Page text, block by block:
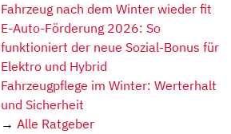
Fahrzeug nach dem Winter wieder fit
E-Auto-Förderung 2026: So
funktioniert der neue Sozial-Bonus für
Elektro und Hybrid
Fahrzeugpflege im Winter: Werterhalt
und Sicherheit
→ Alle Ratgeber